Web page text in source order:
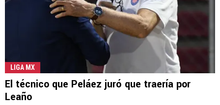
LIGA MX
El técnico que Peláez juró que traería por
Leaño